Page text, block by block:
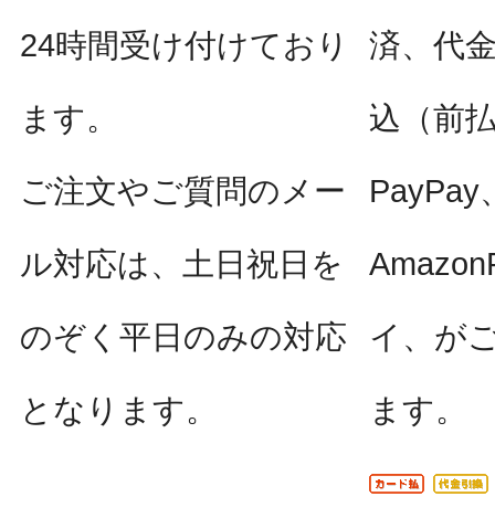
24時間受け付けており
ます。
ご注文やご質問のメー
ル対応は、土日祝日を
のぞく平日のみの対応
となります。
済、代
込（前
PayPay
イ、が
ます。